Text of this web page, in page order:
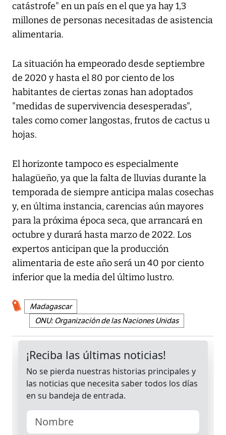
catástrofe" en un país en el que ya hay 1,3
millones de personas necesitadas de asistencia
alimentaria.
La situación ha empeorado desde septiembre
de 2020 y hasta el 80 por ciento de los
habitantes de ciertas zonas han adoptados
"medidas de supervivencia desesperadas",
tales como comer langostas, frutos de cactus u
hojas.
El horizonte tampoco es especialmente
halagüeño, ya que la falta de lluvias durante la
temporada de siempre anticipa malas cosechas
y, en última instancia, carencias aún mayores
para la próxima época seca, que arrancará en
octubre y durará hasta marzo de 2022. Los
expertos anticipan que la producción
alimentaria de este año será un 40 por ciento
inferior que la media del último lustro.
Madagascar
ONU: Organización de las Naciones Unidas